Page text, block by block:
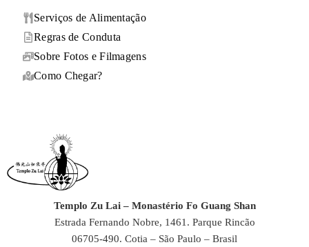
Templo Zu Lai – Monastério Fo Guang Shan
Estrada Fernando Nobre, 1461. Parque Rincão
06705-490. Cotia – São Paulo – Brasil
Serviços de Alimentação
Regras de Conduta
Sobre Fotos e Filmagens
Como Chegar?